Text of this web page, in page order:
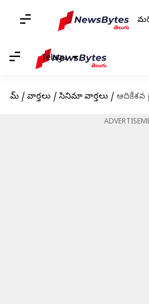
Telugu
హోమ్ / వార్తలు / సినిమా వార్తలు / ఆదికేశవ